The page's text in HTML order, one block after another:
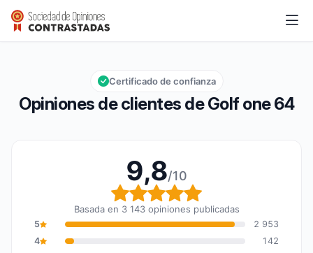
Golf one 64
Calificación global: 9,8 de 10
9,8/10
Opiniones de clientes de Golf one 64
Certificado de confianza
9,8/10
Calificación global: 9,8
Basada en 3 143 opiniones publicadas
5
2 953
4
142